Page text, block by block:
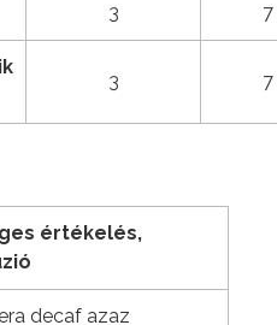
3 7
3 7
értékelés,
decaf azaz